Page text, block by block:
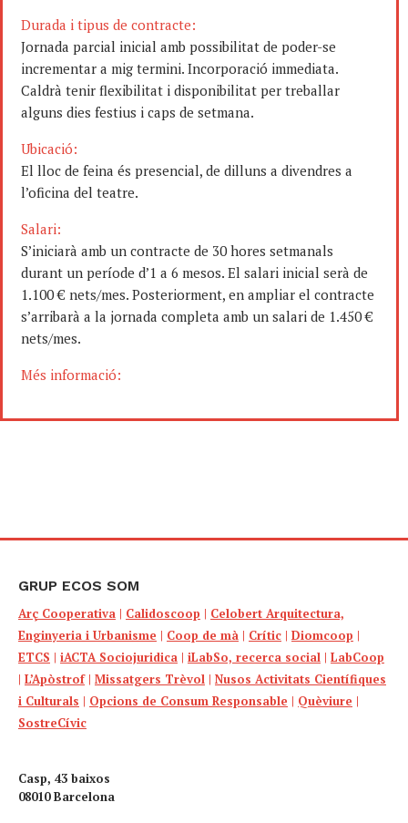
Durada i tipus de contracte:
Jornada parcial inicial amb possibilitat de poder-se
incrementar a mig termini. Incorporació immediata.
Caldrà tenir flexibilitat i disponibilitat per treballar
alguns dies festius i caps de setmana.
Ubicació:
El lloc de feina és presencial, de dilluns a divendres a
l’oficina del teatre.
Salari:
S’iniciarà amb un contracte de 30 hores setmanals
durant un període d’1 a 6 mesos. El salari inicial serà de
1.100 € nets/mes. Posteriorment, en ampliar el contracte
s’arribarà a la jornada completa amb un salari de 1.450 €
nets/mes.
Més informació:
GRUP ECOS SOM
Arç Cooperativa | Calidoscoop | Celobert Arquitectura,
Enginyeria i Urbanisme | Coop de mà | Crític | Diomcoop |
ETCS | iACTA Sociojuridica | iLabSo, recerca social | LabCoop
| L’Apòstrof| Missatgers Trèvol | Nusos Activitats Científiques
i Culturals | Opcions de Consum Responsable | Quèviure |
SostreCívic
Casp, 43 baixos
08010 Barcelona